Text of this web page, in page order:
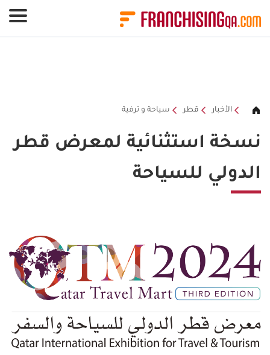
الأخبار قطر سياحة و ترفية
نسخة استثنائية لمعرض قطر
الدولي للسياحة
لوحة إدارة ملفات تعريف الارتباط